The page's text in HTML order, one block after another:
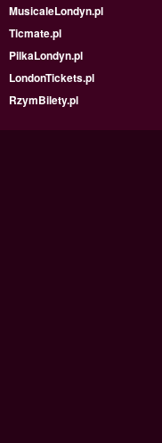
MusicaleLondyn.pl
Ticmate.pl
PilkaLondyn.pl
LondonTickets.pl
RzymBilety.pl